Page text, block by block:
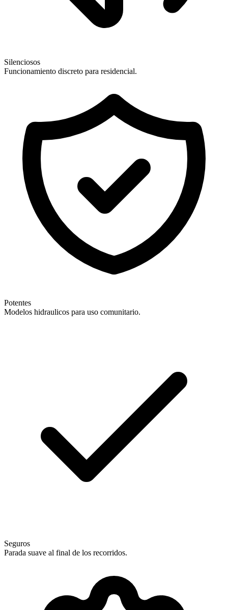
Silenciosos
Funcionamiento discreto para residencial.
Potentes
Modelos hidraulicos para uso comunitario.
Seguros
Parada suave al final de los recorridos.